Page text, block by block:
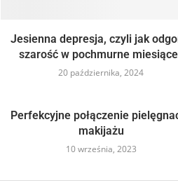
Jesienna depresja, czyli jak
szarość w pochmurne
20 października, 2024
Perfekcyjne połączenie
makijażu
10 września, 2023